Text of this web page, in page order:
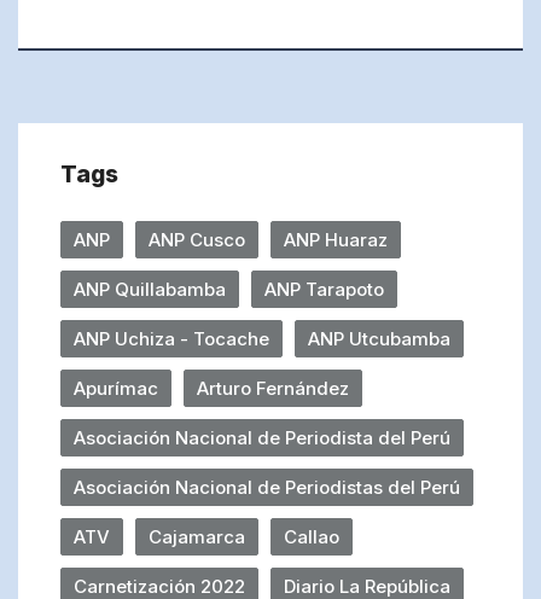
Tags
ANP ANP Cusco ANP Huaraz
ANP Quillabamba ANP Tarapoto
ANP Uchiza - Tocache ANP Utcubamba
Apurímac Arturo Fernández
Asociación Nacional de Periodista del Perú
Asociación Nacional de Periodistas del Perú
ATV Cajamarca Callao
Carnetización 2022 Diario La República